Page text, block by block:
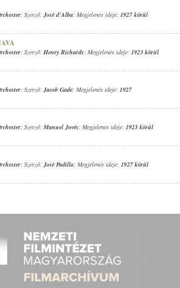
; Szerző:José d'Alba; Megjelenés ideje: 1927 körül
; Szerző: Henry Richards; Megjelenés ideje: 1923 körül
; Szerző:Jacob Gade; Megjelenés ideje: 1927
; Szerző: Manuel Jovés; Megjelenés ideje: 1923 körül
; Szerző:José Padilla; Megjelenés ideje: 1927 körül